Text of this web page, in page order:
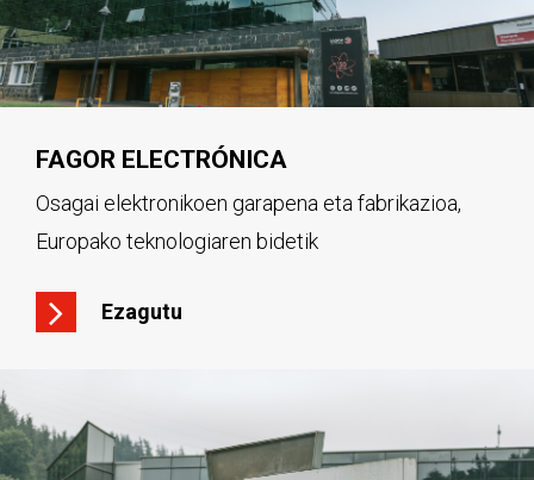
FAGOR ELECTRÓNICA
Osagai elektronikoen garapena eta fabrikazioa,
Europako teknologiaren bidetik
Ezagutu